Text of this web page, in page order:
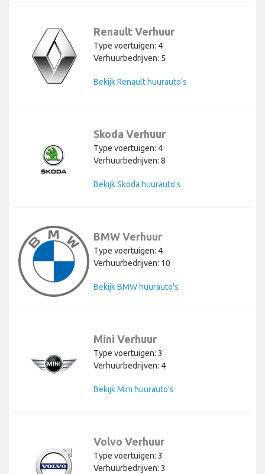
Renault Verhuur
Type voertuigen: 4
Verhuurbedrijven: 5
Bekijk Renault huurauto's
Skoda Verhuur
Type voertuigen: 4
Verhuurbedrijven: 8
Bekijk Skoda huurauto's
BMW Verhuur
Type voertuigen: 4
Verhuurbedrijven: 10
Bekijk BMW huurauto's
Mini Verhuur
Type voertuigen: 3
Verhuurbedrijven: 4
Bekijk Mini huurauto's
Volvo Verhuur
Type voertuigen: 3
Verhuurbedrijven: 3